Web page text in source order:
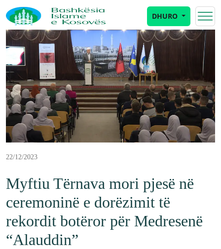
DHURO
22/12/2023
Myftiu Tërnava mori pjesë në
ceremoninë e dorëzimit të
rekordit botëror për Medresenë
“Alauddin”